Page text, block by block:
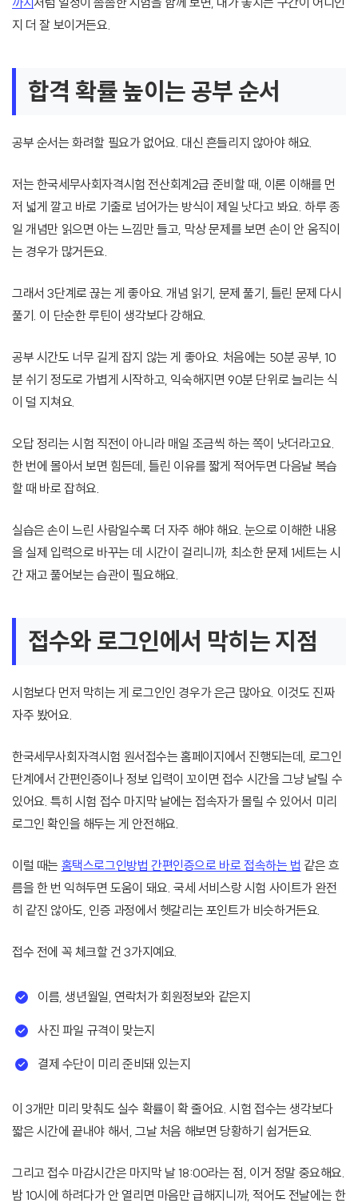
지 더 잘 보이거든요.
합격 확률 높이는 공부 순서
공부 순서는 화려할 필요가 없어요. 대신 흔들리지 않아야 해요.
저는 한국세무사회자격시험 전산회계2급 준비할 때, 이론 이해를 먼
저 넓게 깔고 바로 기출로 넘어가는 방식이 제일 낫다고 봐요. 하루 종
일 개념만 읽으면 아는 느낌만 들고, 막상 문제를 보면 손이 안 움직이
는 경우가 많거든요.
그래서 3단계로 끊는 게 좋아요. 개념 읽기, 문제 풀기, 틀린 문제 다시
풀기. 이 단순한 루틴이 생각보다 강해요.
공부 시간도 너무 길게 잡지 않는 게 좋아요. 처음에는 50분 공부, 10
분 쉬기 정도로 가볍게 시작하고, 익숙해지면 90분 단위로 늘리는 식
이 덜 지쳐요.
오답 정리는 시험 직전이 아니라 매일 조금씩 하는 쪽이 낫더라고요.
한 번에 몰아서 보면 힘든데, 틀린 이유를 짧게 적어두면 다음날 복습
할 때 바로 잡혀요.
실습은 손이 느린 사람일수록 더 자주 해야 해요. 눈으로 이해한 내용
을 실제 입력으로 바꾸는 데 시간이 걸리니까, 최소한 문제 1세트는 시
간 재고 풀어보는 습관이 필요해요.
접수와 로그인에서 막히는 지점
시험보다 먼저 막히는 게 로그인인 경우가 은근 많아요. 이것도 진짜
자주 봤어요.
한국세무사회자격시험 원서접수는 홈페이지에서 진행되는데, 로그인
단계에서 간편인증이나 정보 입력이 꼬이면 접수 시간을 그냥 날릴 수
있어요. 특히 시험 접수 마지막 날에는 접속자가 몰릴 수 있어서 미리
로그인 확인을 해두는 게 안전해요.
이럴 때는 홈택스로그인방법 간편인증으로 바로 접속하는 법 같은 흐
름을 한 번 익혀두면 도움이 돼요. 국세 서비스랑 시험 사이트가 완전
히 같진 않아도, 인증 과정에서 헷갈리는 포인트가 비슷하거든요.
접수 전에 꼭 체크할 건 3가지예요.
이름, 생년월일, 연락처가 회원정보와 같은지
사진 파일 규격이 맞는지
결제 수단이 미리 준비돼 있는지
이 3개만 미리 맞춰도 실수 확률이 확 줄어요. 시험 접수는 생각보다
짧은 시간에 끝내야 해서, 그날 처음 해보면 당황하기 쉽거든요.
그리고 접수 마감시간은 마지막 날 18:00라는 점, 이거 정말 중요해요.
밤 10시에 하려다가 안 열리면 마음만 급해지니까, 적어도 전날에는 한